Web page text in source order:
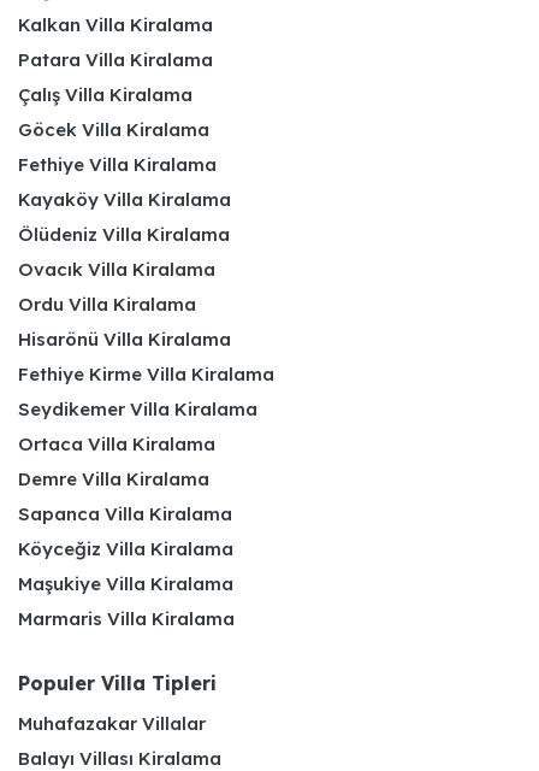
Kalkan Villa Kiralama
Patara Villa Kiralama
Çalış Villa Kiralama
Göcek Villa Kiralama
Fethiye Villa Kiralama
Kayaköy Villa Kiralama
Ölüdeniz Villa Kiralama
Ovacık Villa Kiralama
Ordu Villa Kiralama
Hisarönü Villa Kiralama
Fethiye Kirme Villa Kiralama
Seydikemer Villa Kiralama
Ortaca Villa Kiralama
Demre Villa Kiralama
Sapanca Villa Kiralama
Köyceğiz Villa Kiralama
Maşukiye Villa Kiralama
Marmaris Villa Kiralama
Populer Villa Tipleri
Muhafazakar Villalar
Balayı Villası Kiralama